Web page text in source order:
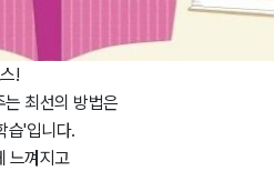
!
최선의 방법은
습'입니다.
느껴지고